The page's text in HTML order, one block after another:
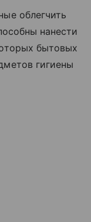
облегчить
нанести
бытовых
гигиены